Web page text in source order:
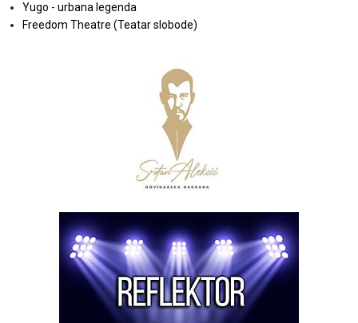
Yugo - urbana legenda
Freedom Theatre (Teatar slobode)